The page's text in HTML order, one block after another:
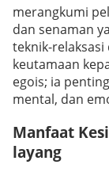
merangkumi
dan senaman
teknik-
keutamaan
egois; ia
mental, dan
Manfaat
layang